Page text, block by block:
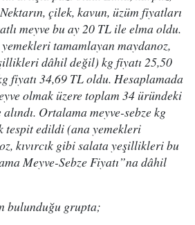
çilek, kavun, üzüm fiyatları
meyve bu ay 20 TL ile elma oldu.
tamamlayan maydanoz,
dâhil değil) kg fiyatı 25,50
fiyatı 34,69 TL oldu. Hesaplamada
olmak üzere toplam 34 üründeki
Ortalama meyve-sebze kg
tespit edildi (ana yemekleri
kıvırcık gibi salata yeşillikleri bu
Meyve-Sebze Fiyatı”na dâhil
bulunduğu grupta;